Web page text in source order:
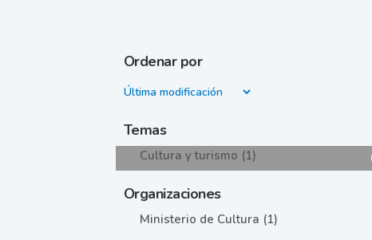
Ordenar por
Temas
Cultura y turismo (1)
Organizaciones
Ministerio de Cultura (1)